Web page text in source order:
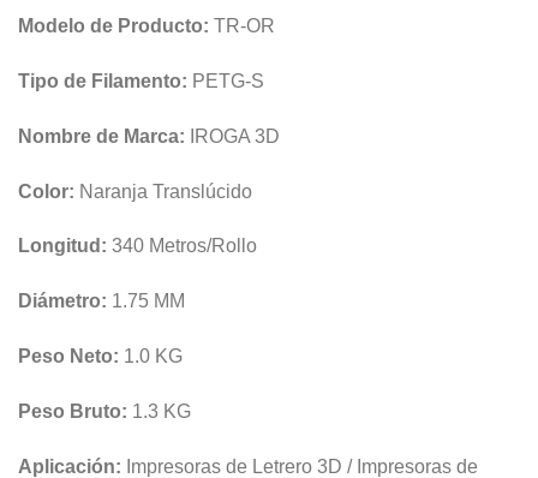
Modelo de Producto: TR-OR
Tipo de Filamento: PETG-S
Nombre de Marca: IROGA 3D
Color: Naranja Translúcido
Longitud: 340 Metros/Rollo
Diámetro: 1.75 MM
Peso Neto: 1.0 KG
Peso Bruto: 1.3 KG
Aplicación: Impresoras de Letrero 3D / Impresoras de